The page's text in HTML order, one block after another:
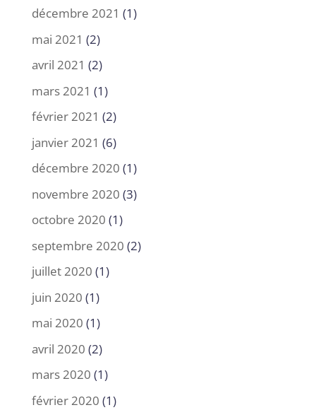
décembre 2021 (1)
mai 2021 (2)
avril 2021 (2)
mars 2021 (1)
février 2021 (2)
janvier 2021 (6)
décembre 2020 (1)
novembre 2020 (3)
octobre 2020 (1)
septembre 2020 (2)
juillet 2020 (1)
juin 2020 (1)
mai 2020 (1)
avril 2020 (2)
mars 2020 (1)
février 2020 (1)